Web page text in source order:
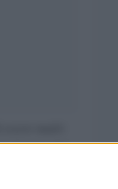
il senso del
figli